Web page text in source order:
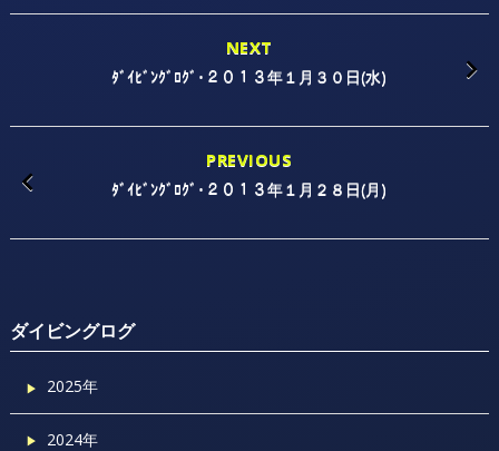
NEXT
ﾀﾞｲﾋﾞﾝｸﾞﾛｸﾞ･２０１３年１月３０日(水)
PREVIOUS
ﾀﾞｲﾋﾞﾝｸﾞﾛｸﾞ･２０１３年１月２８日(月)
ダイビングログ
2025年
2024年